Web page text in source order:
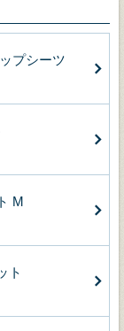
プシーツ
M
ト